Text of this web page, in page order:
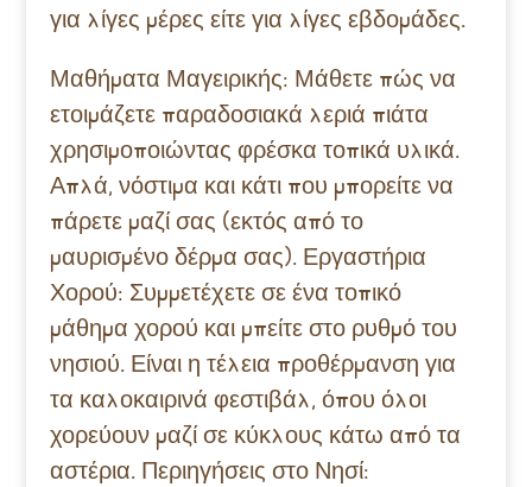
για λίγες μέρες είτε για λίγες εβδομάδες.
Μαθήματα Μαγειρικής: Μάθετε πώς να
ετοιμάζετε παραδοσιακά λεριά πιάτα
χρησιμοποιώντας φρέσκα τοπικά υλικά.
Απλά, νόστιμα και κάτι που μπορείτε να
πάρετε μαζί σας (εκτός από το
μαυρισμένο δέρμα σας). Εργαστήρια
Χορού: Συμμετέχετε σε ένα τοπικό
μάθημα χορού και μπείτε στο ρυθμό του
νησιού. Είναι η τέλεια προθέρμανση για
τα καλοκαιρινά φεστιβάλ, όπου όλοι
χορεύουν μαζί σε κύκλους κάτω από τα
αστέρια. Περιηγήσεις στο Νησί: